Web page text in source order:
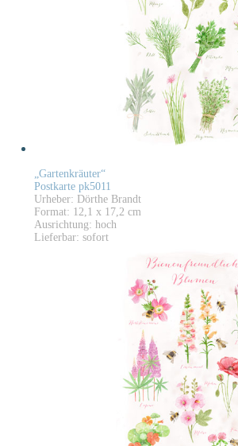
„Gartenkräuter“
Postkarte pk5011
Urheber: Dörthe Brandt
Format: 12,1 x 17,2 cm
Ausrichtung: hoch
Lieferbar: sofort